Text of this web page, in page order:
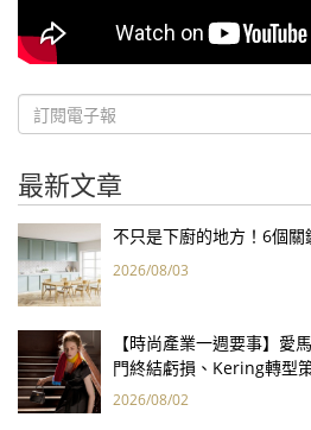
最新文章
不只是下廚的地方！6個
2026/08/03
【時尚產業一週要事】愛
門終結虧損、Kering轉型
報亮眼
2026/08/02